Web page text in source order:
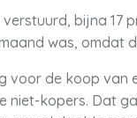
bijna 17
was, omdat
de koop van
niet-kopers. Dat